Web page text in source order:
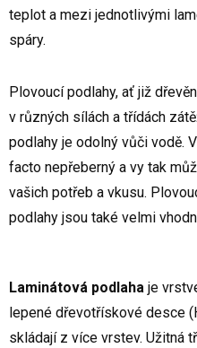
teplot a mezi jednotlivými
spáry.
Plovoucí podlahy, ať již
v různých sílách a třídách
podlahy je odolný vůči vodě.
facto nepřeberný a vy tak
vašich potřeb a vkusu.
podlahy jsou také velmi
Laminátová podlaha je
lepené dřevotřískové desce
skládají z více vrstev. Užitná